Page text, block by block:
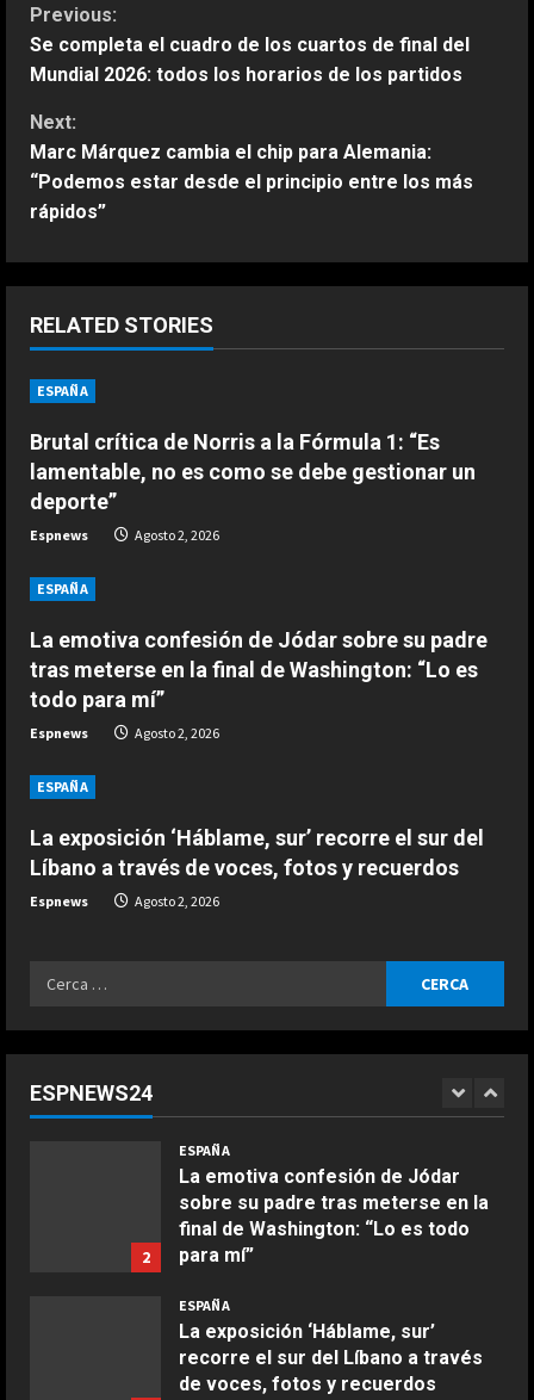
C
o
n
t
i
n
u
e
R
e
a
d
i
n
g
Previous:
Se completa el cuadro de los cuartos de final del
Mundial 2026: todos los horarios de los partidos
Next:
Marc Márquez cambia el chip para Alemania:
“Podemos estar desde el principio entre los más
rápidos”
RELATED STORIES
ESPAÑA
Brutal crítica de Norris a la Fórmula 1: “Es
lamentable, no es como se debe gestionar un
deporte”
Espnews Agosto 2, 2026
ESPAÑA
La emotiva confesión de Jódar sobre su padre
tras meterse en la final de Washington: “Lo es
todo para mí”
Espnews Agosto 2, 2026
ESPAÑA
La exposición ‘Háblame, sur’ recorre el sur del
Líbano a través de voces, fotos y recuerdos
Espnews Agosto 2, 2026
Ricerca
ESPNEWS24
2
sobre su padre tras meterse en la
final de Washington: “Lo es todo
para mí”
3
ESPAÑA
Agosto 2, 2026
Últimas noticias | 02 agosto 2026 –
ESPAÑA
EE.UU. cancela los ataques a Irán
tras pactar los “perímetros de un
1
2
ESPAÑA
La emotiva confesión de Jódar
sobre su padre tras meterse en la
final de Washington: “Lo es todo
para mí”
ESPAÑA
La exposición ‘Háblame, sur’
recorre el sur del Líbano a través
de voces, fotos y recuerdos
Ensalada de espinacas deliciosa
Boquerones fritos en freidora de
aire
Aprile 24, 2026